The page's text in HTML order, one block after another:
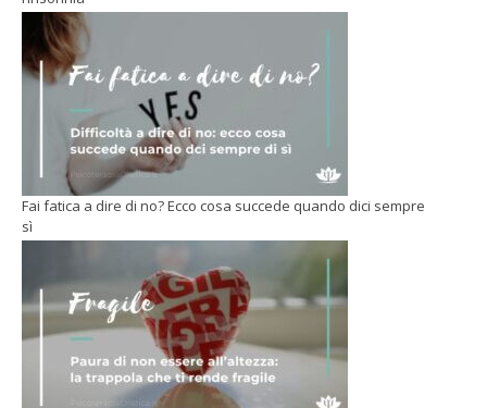
Fai fatica a dire di no? Ecco cosa succede quando dici sempre
sì